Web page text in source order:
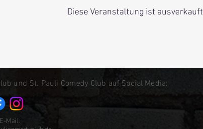
Diese Veranstaltung ist ausverkauft
und St. Pauli Comedy Club auf Social Media:
E-Mail: